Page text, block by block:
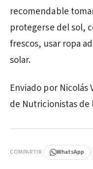
recomendable
protegerse del sol,
frescos, usar ropa
solar.
Enviado por Nicolás
de Nutricionistas de
COMPARTIR WhatsApp